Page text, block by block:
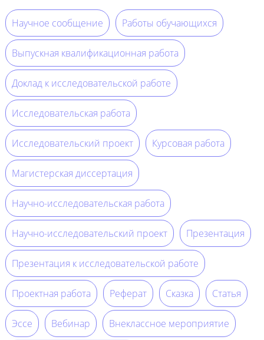
Научное сообщение Работы обучающихся
Выпускная квалификационная работа
Доклад к исследовательской работе
Исследовательская работа
Исследовательский проект Курсовая работа
Магистерская диссертация
Научно-исследовательская работа
Научно-исследовательский проект Презентация
Презентация к исследовательской работе
Проектная работа Реферат Сказка Статья
Эссе Вебинар Внеклассное мероприятие